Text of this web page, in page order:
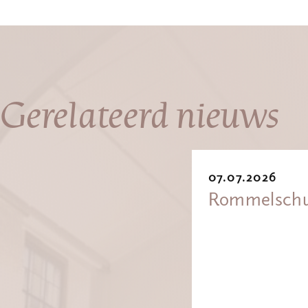
Gerelateerd nieuws
07.07.2026